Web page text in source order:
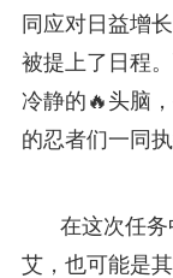
同应对日益增
被提上了日程
冷静的🔥头脑
的忍者们一同执
在这次任
艾，也可能是